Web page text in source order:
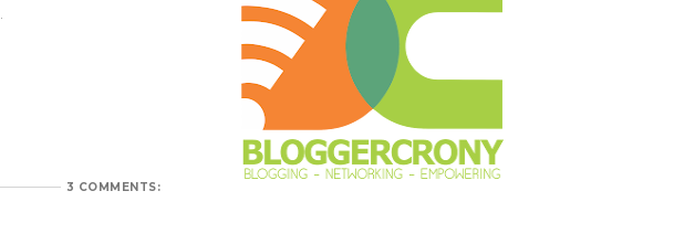
3 COMMENTS: